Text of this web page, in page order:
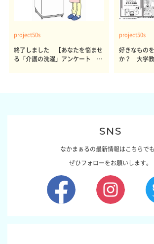
project50s
終了しました 【あなたを悩ませ
る「介護の洗濯」アンケート 体
project50s
好きなもの
か？ 大学
SNS
なかまぁるの最新情報はこちらでも
ぜひフォローをお願いします。